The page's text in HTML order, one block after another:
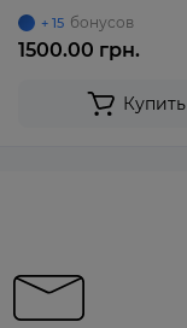
+ 15 бонусов
1500.00 грн.
Купить